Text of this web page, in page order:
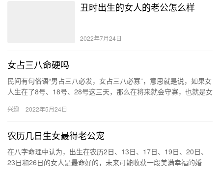
丑时出生的女人的老公怎么样
2022年7月24日
女占三八命硬吗
民间有句俗语“男占三八必发，女占三八必寡”，意思就是说，如果女
人生在了8号、18号、28号这三天，那么在将来就会守寡，也就是女
兴趣 2022年5月24日
农历几日生女最得老公宠
在八字命理中认为，出生在农历2日、13日、17日、19日、20日、
23日和26日的女人是最命好的，未来可能收获一段美满幸福的婚